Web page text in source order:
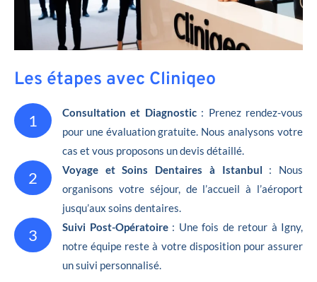
Les étapes avec Cliniqeo
1 Consultation et Diagnostic: Prenez rendez-vous
pour une évaluation gratuite. Nous analysons votre
cas et vous proposons un devis détaillé.
2 Voyage et Soins Dentaires à Istanbul : Nous
organisons votre séjour, de l’accueil à l’aéroport
jusqu’aux soins dentaires.
3 Suivi Post-Opératoire : Une fois de retour à Igny,
notre équipe reste à votre disposition pour assurer
un suivi personnalisé.